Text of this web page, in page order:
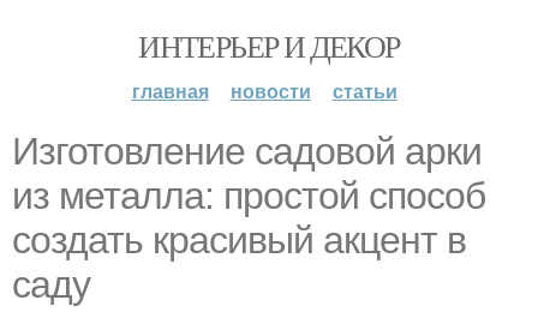
ИНТЕРЬЕР И ДЕКОР
главная новости статьи
Изготовление садовой арки
из металла: простой способ
создать красивый акцент в
саду